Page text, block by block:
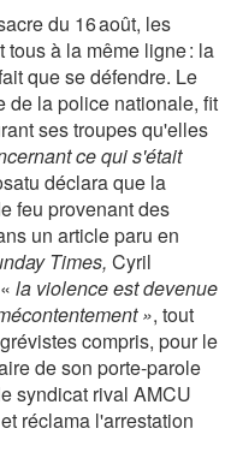
du 16 août, les
à la même ligne : la
que se défendre. Le
de la police nationale, fit
ses troupes qu'elles
ce qui s'était
déclara que la
feu provenant des
un article paru en
Times, Cyril
la violence est devenue
», tout
compris, pour le
de son porte-parole
syndicat rival AMCU
réclama l'arrestation